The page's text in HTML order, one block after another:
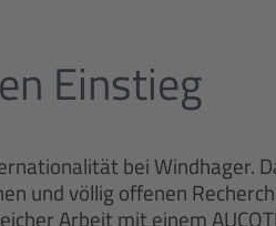
Einstieg
bei Windhager.
und völlig offenen
Arbeit mit einem